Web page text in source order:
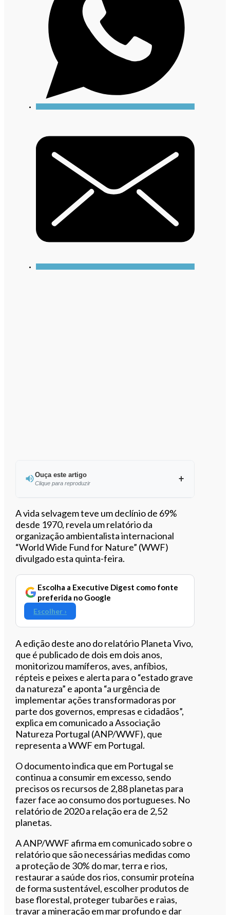
Ouça este artigo
Clique para reproduzir
Ouvir este artigo
A vida selvagem teve um declínio de 69%
desde 1970, revela um relatório da
organização ambientalista internacional
“World Wide Fund for Nature” (WWF)
divulgado esta quinta-feira.
Escolha a Executive Digest como fonte
preferida no Google
Escolher ›
A edição deste ano do relatório Planeta Vivo,
que é publicado de dois em dois anos,
monitorizou mamíferos, aves, anfíbios,
répteis e peixes e alerta para o “estado grave
da natureza” e aponta “a urgência de
implementar ações transformadoras por
parte dos governos, empresas e cidadãos”,
explica em comunicado a Associação
Natureza Portugal (ANP/WWF), que
representa a WWF em Portugal.
O documento indica que em Portugal se
continua a consumir em excesso, sendo
precisos os recursos de 2,88 planetas para
fazer face ao consumo dos portugueses. No
relatório de 2020 a relação era de 2,52
planetas.
A ANP/WWF afirma em comunicado sobre o
relatório que são necessárias medidas como
a proteção de 30% do mar, terra e rios,
restaurar a saúde dos rios, consumir proteína
de forma sustentável, escolher produtos de
base florestal, proteger tubarões e raias,
travar a mineração em mar profundo e dar